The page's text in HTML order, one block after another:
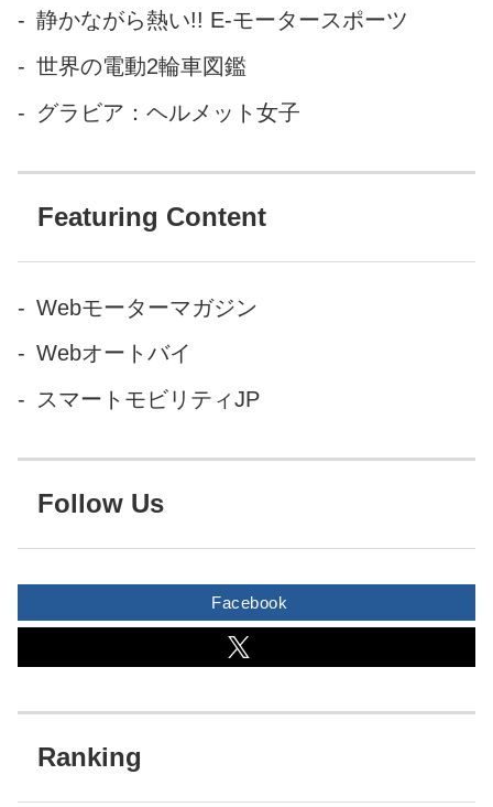
静かながら熱い!! E-モータースポーツ
世界の電動2輪車図鑑
グラビア：ヘルメット女子
Featuring Content
Webモーターマガジン
Webオートバイ
スマートモビリティJP
Follow Us
Facebook